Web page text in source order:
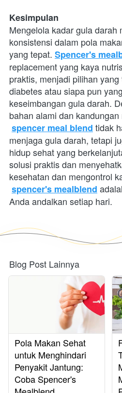
Kesimpulan
Mengelola kadar gula darah
konsistensi dalam pola
yang tepat. Spencer's
replacement yang kaya
praktis, menjadi pilihan
diabetes atau siapa pun
keseimbangan gula darah.
bahan alami dan
spencer meal blend tidak
menjaga gula darah, tetapi
hidup sehat yang
solusi praktis dan
kesehatan dan mengontrol
spencer's mealblend
Anda andalkan setiap hari.
Blog Post Lainnya
Pola Makan Sehat
untuk Menghindari
Penyakit Jantung:
Coba Spencer's